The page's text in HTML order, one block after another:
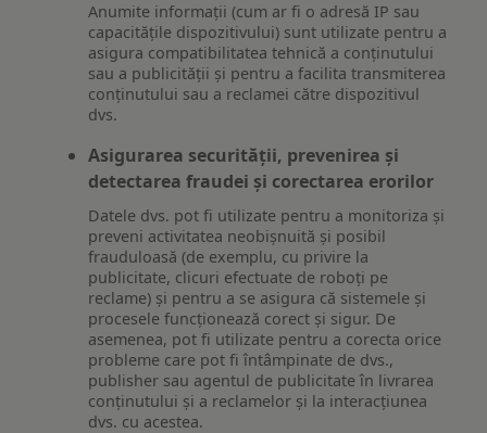
Anumite informații (cum ar fi o adresă IP sau
capacitățile dispozitivului) sunt utilizate pentru a
asigura compatibilitatea tehnică a conținutului
sau a publicității și pentru a facilita transmiterea
conținutului sau a reclamei către dispozitivul
dvs.
Asigurarea securității, prevenirea și
detectarea fraudei și corectarea erorilor
Datele dvs. pot fi utilizate pentru a monitoriza și
preveni activitatea neobișnuită și posibil
frauduloasă (de exemplu, cu privire la
publicitate, clicuri efectuate de roboți pe
reclame) și pentru a se asigura că sistemele și
procesele funcționează corect și sigur. De
asemenea, pot fi utilizate pentru a corecta orice
probleme care pot fi întâmpinate de dvs.,
publisher sau agentul de publicitate în livrarea
conținutului și a reclamelor și la interacțiunea
dvs. cu acestea.